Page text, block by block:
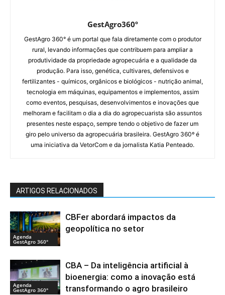
GestAgro360º
GestAgro 360° é um portal que fala diretamente com o produtor
rural, levando informações que contribuem para ampliar a
produtividade da propriedade agropecuária e a qualidade da
produção. Para isso, genética, cultivares, defensivos e
fertilizantes - químicos, orgânicos e biológicos - nutrição animal,
tecnologia em máquinas, equipamentos e implementos, assim
como eventos, pesquisas, desenvolvimentos e inovações que
melhoram e facilitam o dia a dia do agropecuarista são assuntos
presentes neste espaço, sempre tendo o objetivo de fazer um
giro pelo universo da agropecuária brasileira. GestAgro 360º é
uma iniciativa da VetorCom e da jornalista Katia Penteado.
ARTIGOS RELACIONADOS
Agenda
GestAgro 360°
CBFer abordará impactos da
geopolítica no setor
Agenda
GestAgro 360°
CBA – Da inteligência artificial à
bioenergia: como a inovação está
transformando o agro brasileiro